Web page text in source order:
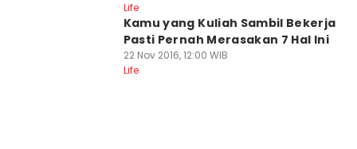
Life
Kamu yang Kuliah Sambil Bekerja
Pasti Pernah Merasakan 7 Hal Ini
22 Nov 2016, 12:00 WIB
Life